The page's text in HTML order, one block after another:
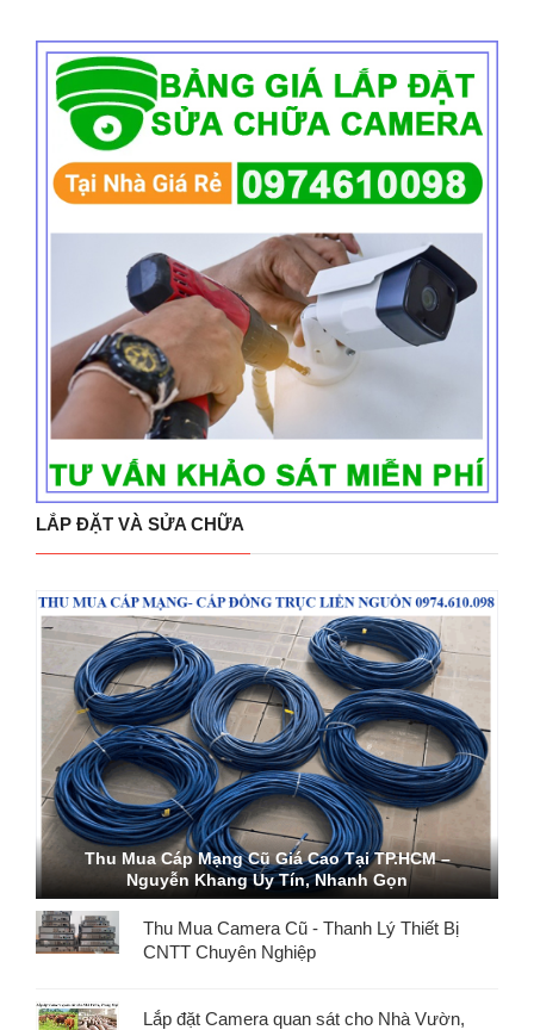
LẮP ĐẶT VÀ SỬA CHỮA
Thu Mua Cáp Mạng Cũ Giá Cao Tại TP.HCM –
Nguyễn Khang Uy Tín, Nhanh Gọn
Thu Mua Camera Cũ - Thanh Lý Thiết Bị
CNTT Chuyên Nghiệp
Lắp đặt Camera quan sát cho Nhà Vườn,